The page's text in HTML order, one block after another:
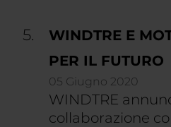
WINDTRE E
PER IL FUTURO
05 Giugno 2020
WINDTRE
collaborazione